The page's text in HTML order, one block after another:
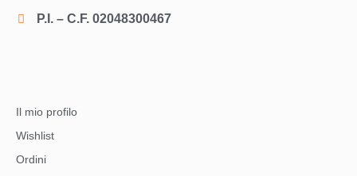
P.I. – C.F. 02048300467
Il mio profilo
Wishlist
Ordini